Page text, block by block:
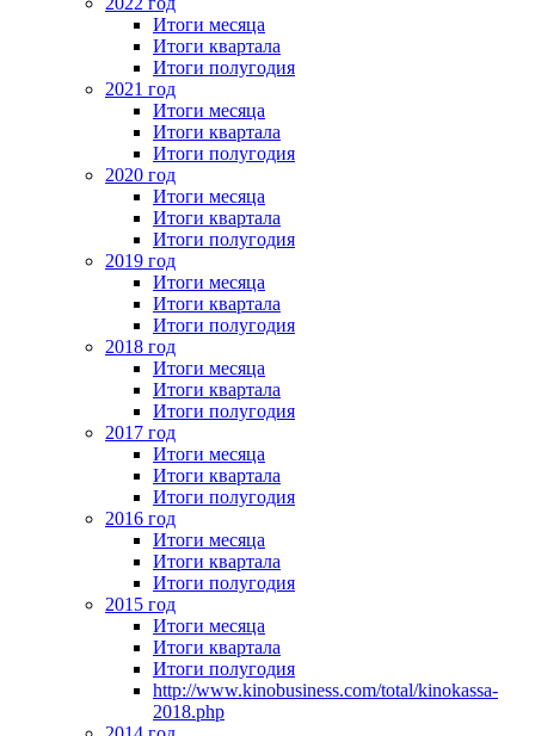
Итоги месяца
Итоги квартала
Итоги полугодия
2021 год
Итоги месяца
Итоги квартала
Итоги полугодия
2020 год
Итоги месяца
Итоги квартала
Итоги полугодия
2019 год
Итоги месяца
Итоги квартала
Итоги полугодия
2018 год
Итоги месяца
Итоги квартала
Итоги полугодия
2017 год
Итоги месяца
Итоги квартала
Итоги полугодия
2016 год
Итоги месяца
Итоги квартала
Итоги полугодия
2015 год
Итоги месяца
Итоги квартала
Итоги полугодия
http://www.kinobusiness.com/total/kinokassa-
2018.php